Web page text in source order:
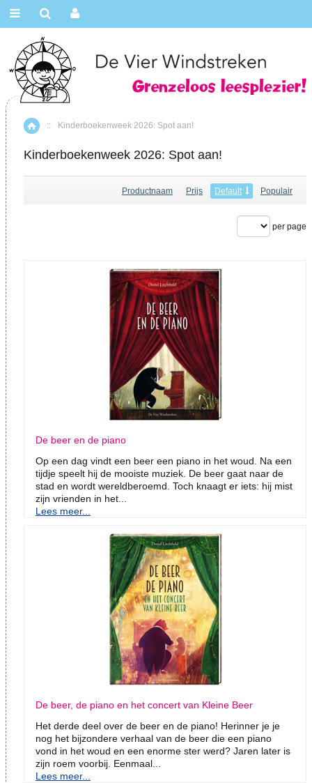
Home
:: Kinderboekenweek 2026: Spot aan!
Kinderboekenweek 2026: Spot aan!
Productnaam Prijs Default Populair
per page
De beer en de piano
Op een dag vindt een beer een piano in het woud. Na een
tijdje speelt hij de mooiste muziek. De beer gaat naar de
stad en wordt wereldberoemd. Toch knaagt er iets: hij mist
zijn vrienden in het...
Lees meer...
De beer, de piano en het concert van Kleine Beer
Het derde deel over de beer en de piano! Herinner je je
nog het bijzondere verhaal van de beer die een piano
vond in het woud en een enorme ster werd? Jaren later is
zijn roem voorbij. Eenmaal...
Lees meer...